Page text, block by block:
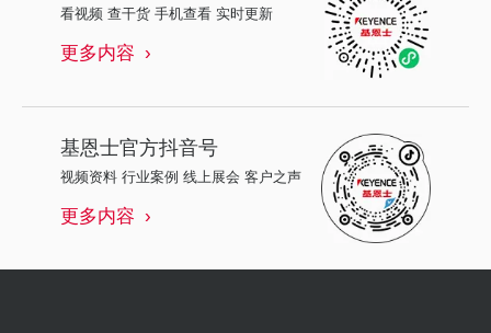
看视频 查干货 手机查看 实时更新
更多内容
基恩士官方抖音号
视频资料 行业案例 线上展会 客户之声
更多内容